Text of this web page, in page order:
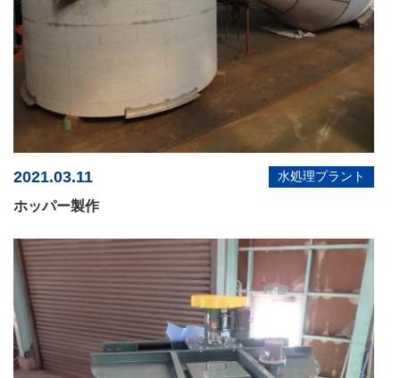
2021.03.11 水処理プラント
ホッパー製作